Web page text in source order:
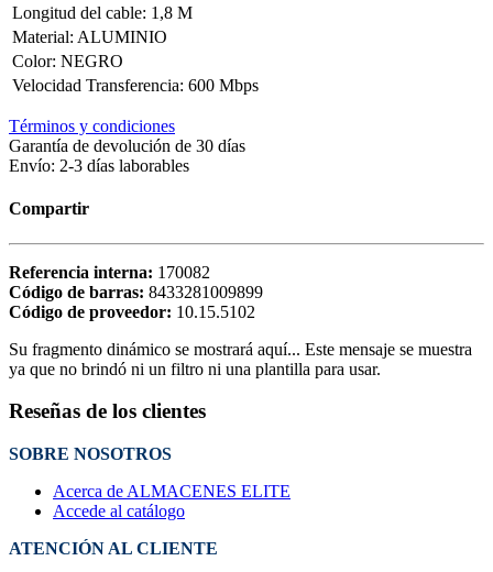
Longitud del cable: 1,8 M
Material: ALUMINIO
Color: NEGRO
Velocidad Transferencia: 600 Mbps
Términos y condiciones
Garantía de devolución de 30 días
Envío: 2-3 días laborables
Compartir
Referencia interna: 170082
Código de barras: 8433281009899
Código de proveedor: 10.15.5102
Su fragmento dinámico se mostrará aquí... Este mensaje se muestra
ya que no brindó ni un filtro ni una plantilla para usar.
Reseñas de los clientes
SOBRE NOSOTROS
Acerca de ALMACENES ELITE
Accede al catálogo
ATENCIÓN AL CLIENTE